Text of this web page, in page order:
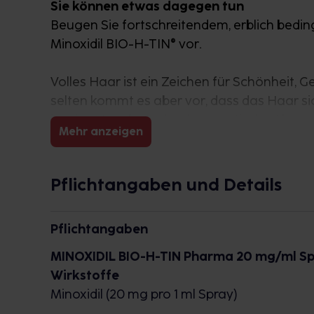
Sie können etwas dagegen tun
Beugen Sie fortschreitendem, erblich
Minoxidil BIO-H-TIN® vor.
Volles Haar ist ein Zeichen für Schönheit,
selten kommt es aber vor, dass das Haar
ist eine Vererbung (androgenetische
diesen erblich bedingten Haarausfall
Es ist normal, Haare zu verlieren
brauchen.
Jedem Menschen fallen täglich Haare aus.
Haare nach. Sie können täglich 100 Haare
ganz normal. Erschrecken Sie also nicht,
Mehr anzeigen
Pflichtangaben und Details
Pflichtangaben
MINOXIDIL BIO-H-TIN Pharma 20 mg/ml
Wirkstoffe
Minoxidil (20 mg pro 1 ml Spray)